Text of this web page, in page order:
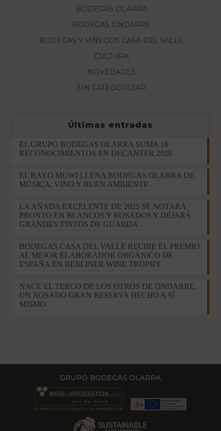
BODEGAS OLARRA
BODEGAS ONDARRE
BODEGAS Y VIÑEDOS CASA DEL VALLE
CULTURA
NOVEDADES
SIN CATEGORIZAR
Últimas entradas
EL GRUPO BODEGAS OLARRA SUMA 16
RECONOCIMIENTOS EN DECANTER 2026
EL RAYO MUWI LLENA BODEGAS OLARRA DE
MÚSICA, VINO Y BUEN AMBIENTE
LA AÑADA EXCELENTE DE 2025 SE NOTARÁ
PRONTO EN BLANCOS Y ROSADOS Y DEJARÁ
GRANDES TINTOS DE GUARDA
BODEGAS CASA DEL VALLE RECIBE EL PREMIO
AL MEJOR ELABORADOR ORGÁNICO DE
ESPAÑA EN BERLINER WINE TROPHY
NACE EL TERCO DE LOS OTROS DE ONDARRE,
UN ROSADO GRAN RESERVA HECHO A SÍ
MISMO
GRUPO BODEGAS OLARRA